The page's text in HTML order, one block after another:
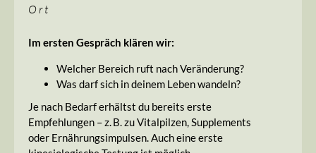
Ort
Im ersten Gespräch klären wir:
Welcher Bereich ruft nach Veränderung?
Was darf sich in deinem Leben wandeln?
Je nach Bedarf erhältst du bereits erste
Empfehlungen – z. B. zu Vitalpilzen, Supplements
oder Ernährungsimpulsen. Auch eine erste